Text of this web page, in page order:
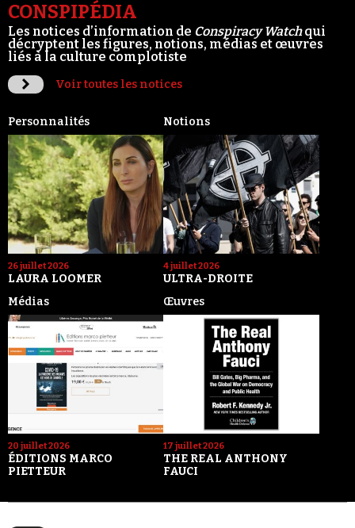
CONSPIPÉDIA
Les notices d’information de Conspiracy Watchqui
décryptent les figures, notions, médias et œuvres
liés à la culture complotiste
Voir toutes les notices
Personnalités
26 juillet 2026
LAURA LOOMER
Notions
4 juillet 2026
ULTRA-DROITE
Médias
20 juillet 2026
ÉDITIONS MARCO
PIETTEUR
Œuvres
17 juillet 2026
THE REAL ANTHONY
FAUCI